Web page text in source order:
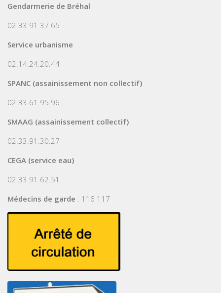
Gendarmerie de Bréhal
02 33 91 37 65
Service urbanisme
02.14.24.20.44
SPANC (assainissement non collectif)
02.33.61.95.96
SMAAG (assainissement collectif)
02.33.91.30.27
CEGA (service eau)
02.33.91.62.51
Médecins de garde : 116 117